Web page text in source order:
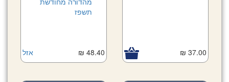
37.00 ₪ אזל 48.40 ₪